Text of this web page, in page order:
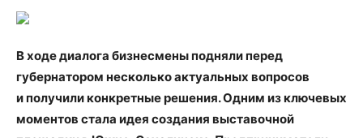
В ходе диалога бизнесмены подняли перед
губернатором несколько актуальных вопросов
и получили конкретные решения. Одним из ключевых
моментов стала идея создания выставочной